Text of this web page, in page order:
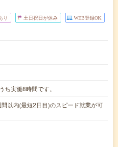
り 土日祝日が休み WEB登録OK
実働8時間です。
以内(最短2日目)のスピード就業が可